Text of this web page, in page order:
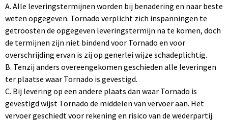
A. Alle leveringstermijnen worden bij benadering en naar beste
weten opgegeven. Tornado verplicht zich inspanningen te
getroosten de opgegeven leveringstermijn na te komen, doch
de termijnen zijn niet bindend voor Tornado en voor
overschrijding ervan is zij op generlei wijze schadeplichtig.
B. Tenzij anders overeengekomen geschieden alle leveringen
ter plaatse waar Tornado is gevestigd.
C. Bij levering op een andere plaats dan waar Tornado is
gevestigd wijst Tornado de middelen van vervoer aan. Het
vervoer geschiedt voor rekening en risico van de wederpartij.